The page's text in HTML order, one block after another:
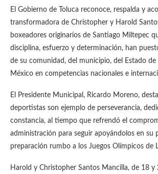
El Gobierno de Toluca reconoce, respalda y
transformadora de Christopher y Harold
boxeadores originarios de Santiago Miltepec
disciplina, esfuerzo y determinación, han
de su comunidad, del municipio, del Estado
México en competencias nacionales e
El Presidente Municipal, Ricardo Moreno,
deportistas son ejemplo de perseverancia,
constancia, al tiempo que refrendó el
administración para seguir apoyándolos en su
preparación rumbo a los Juegos Olímpicos de
Harold y Christopher Santos Mancilla, de 18 y